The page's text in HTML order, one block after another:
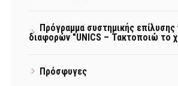
Πρόγραμμα συστημικής επίλυσης
διαφορών "UNICS – Τακτοποιώ το
Πρόσφυγες